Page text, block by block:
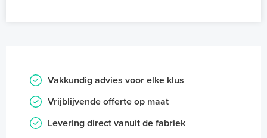
Vakkundig advies voor elke klus
Vrijblijvende offerte op maat
Levering direct vanuit de fabriek